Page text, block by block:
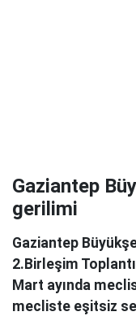
Gaziantep
gerilimi
Gaziantep
2.Birleşim
Mart ayında
mecliste eşitsiz